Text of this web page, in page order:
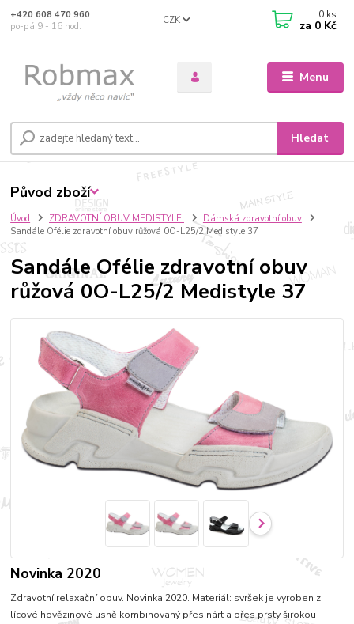
Menu
CZK
Hledat
+420 608 470 960
po-pá 9 - 16 hod.
0 ks
za 0 Kč
Úvod ZDRAVOTNÍ OBUV MEDISTYLE
Dámská zdravotní obuv
Sandále Ofélie zdravotní obuv růžová 0O-L25/2 Medistyle 37
Sandále Ofélie zdravotní obuv
růžová 0O-L25/2 Medistyle 37
Novinka 2020
Zdravotní relaxační obuv. Novinka 2020. Materiál: svršek je vyroben z
lícové hovězinové usně kombinovaný přes nárt a přes prsty širokou
Původ zboží